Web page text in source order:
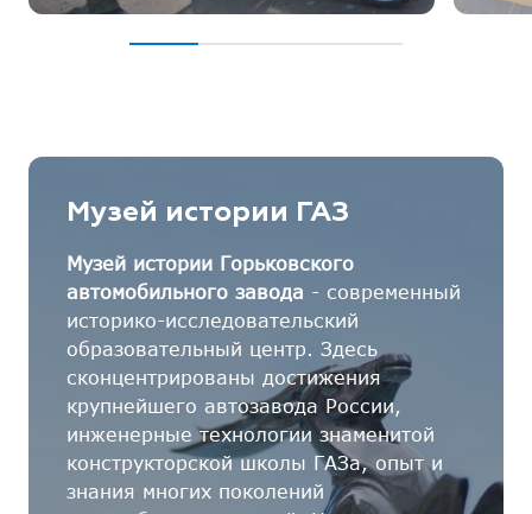
Музей истории ГАЗ
Музей истории Горьковского
автомобильного завода - современный
историко-исследовательский
образовательный центр. Здесь
сконцентрированы достижения
крупнейшего автозавода России,
инженерные технологии знаменитой
конструкторской школы ГАЗа, опыт и
знания многих поколений